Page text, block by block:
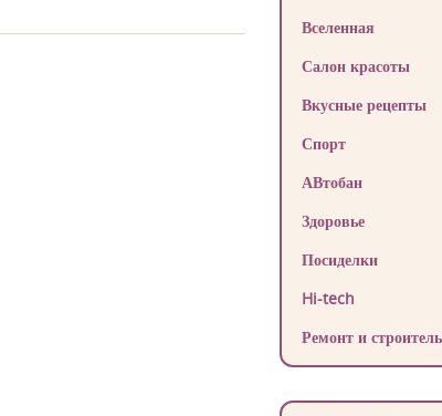
Вселенная
Салон красоты
Вкусные рецепты
Спорт
АВтобан
Здоровье
Посиделки
Hi-tech
Ремонт и